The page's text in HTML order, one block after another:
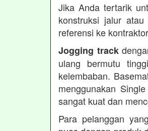
Jika Anda tertarik
konstruksi jalur
referensi ke
Jogging track
ulang bermutu
kelembaban.
menggunakan
sangat kuat dan
Para pelanggan